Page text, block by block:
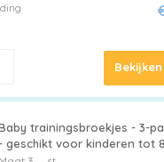
Bekijken
trainingsbroekjes - 3-
geschikt voor kinderen tot